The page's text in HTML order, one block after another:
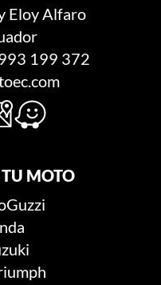
Eloy Alfaro
199 372
MOTO